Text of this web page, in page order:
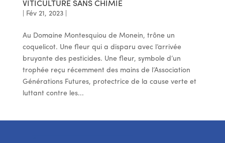
VITICULTURE SANS CHIMIE
Fév 21, 2023|
Au Domaine Montesquiou de Monein, trône un
coquelicot. Une fleur qui a disparu avec l’arrivée
bruyante des pesticides. Une fleur, symbole d’un
trophée reçu récemment des mains de l’Association
Générations Futures, protectrice de la cause verte et
luttant contre les...